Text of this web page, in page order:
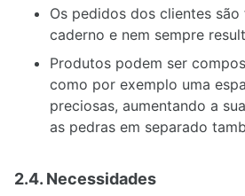
Os pedidos dos clientes
caderno e nem sempre
Produtos podem ser
como por exemplo uma
preciosas, aumentando a
as pedras em separado
2.4. Necessidades